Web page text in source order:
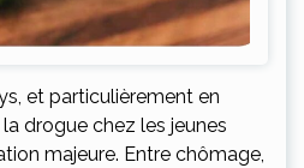
et particulièrement en
drogue chez les jeunes
majeure. Entre chômage,